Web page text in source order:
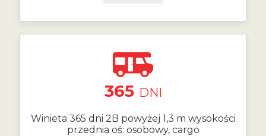
365 DNI
Winieta 365 dni 2B powyżej 1,3 m wysokości
przednia oś: osobowy, cargo